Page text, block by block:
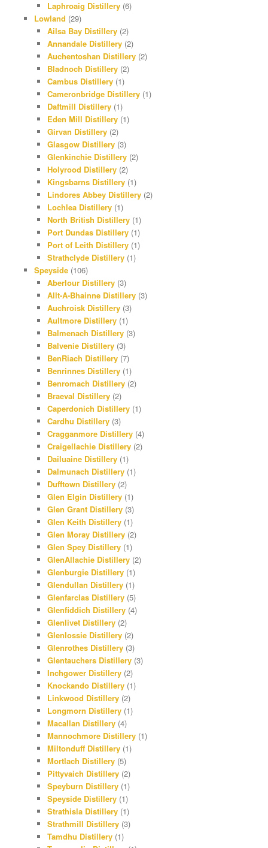
Laphroaig Distillery (6)
Lowland (29)
Ailsa Bay Distillery (2)
Annandale Distillery (2)
Auchentoshan Distillery (2)
Bladnoch Distillery (2)
Cambus Distillery (1)
Cameronbridge Distillery (1)
Daftmill Distillery (1)
Eden Mill Distillery (1)
Girvan Distillery (2)
Glasgow Distillery (3)
Glenkinchie Distillery (2)
Holyrood Distillery (2)
Kingsbarns Distillery (1)
Lindores Abbey Distillery (2)
Lochlea Distillery (1)
North British Distillery (1)
Port Dundas Distillery (1)
Port of Leith Distillery (1)
Strathclyde Distillery (1)
Speyside(106)
Aberlour Distillery (3)
Allt-A-Bhainne Distillery (3)
Auchroisk Distillery (3)
Aultmore Distillery (1)
Balmenach Distillery (3)
Balvenie Distillery (3)
BenRiach Distillery (7)
Benrinnes Distillery (1)
Benromach Distillery (2)
Braeval Distillery (2)
Caperdonich Distillery (1)
Cardhu Distillery (3)
Cragganmore Distillery (4)
Craigellachie Distillery (2)
Dailuaine Distillery (1)
Dalmunach Distillery (1)
Dufftown Distillery (2)
Glen Elgin Distillery (1)
Glen Grant Distillery (3)
Glen Keith Distillery (1)
Glen Moray Distillery (2)
Glen Spey Distillery (1)
GlenAllachie Distillery (2)
Glenburgie Distillery (1)
Glendullan Distillery (1)
Glenfarclas Distillery (5)
Glenfiddich Distillery (4)
Glenlivet Distillery (2)
Glenlossie Distillery (2)
Glenrothes Distillery (3)
Glentauchers Distillery (3)
Inchgower Distillery (2)
Knockando Distillery (1)
Linkwood Distillery (2)
Longmorn Distillery (1)
Macallan Distillery (4)
Mannochmore Distillery (1)
Miltonduff Distillery (1)
Mortlach Distillery (5)
Pittyvaich Distillery (2)
Speyburn Distillery (1)
Speyside Distillery (1)
Strathisla Distillery (1)
Strathmill Distillery (3)
Tamdhu Distillery (1)